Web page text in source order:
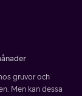
gruvor och
Men kan dessa